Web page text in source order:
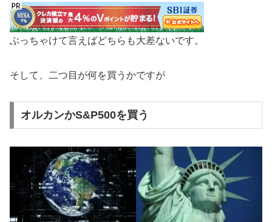
ぶっちゃけて言えばどちらも大差ないです。
そして、二つ目が何を買うかですが
オルカンかS&P500を買う